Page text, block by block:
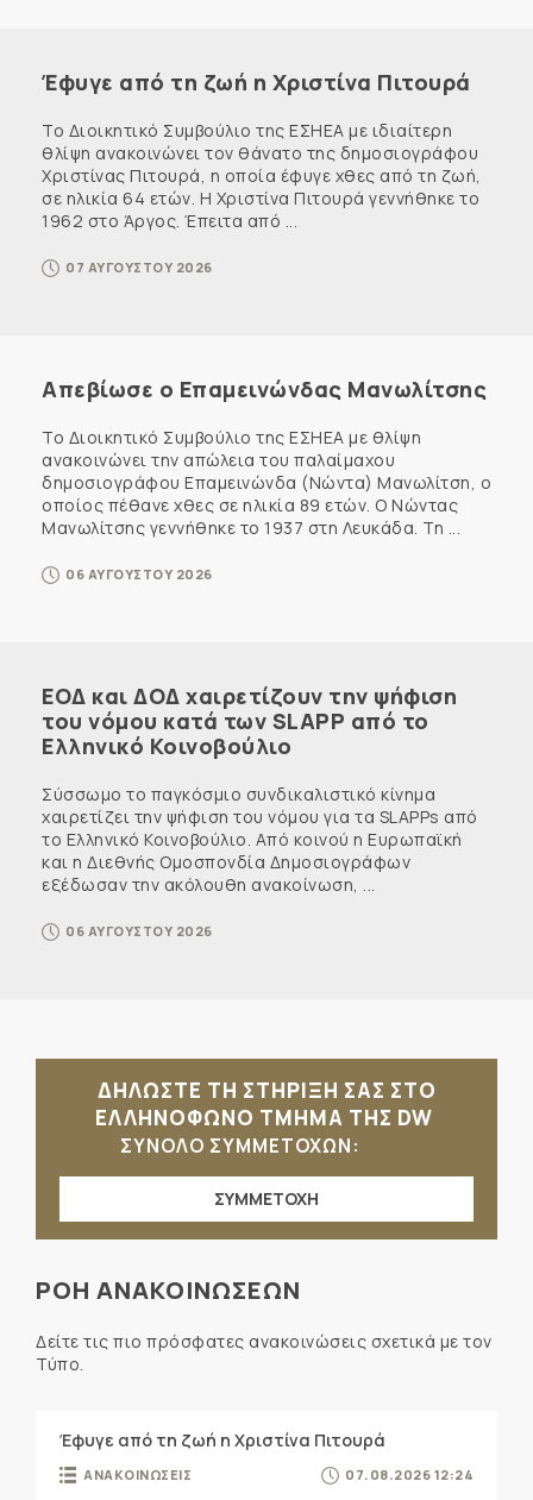
Έφυγε από τη ζωή η Χριστίνα Πιτουρά
Το Διοικητικό Συμβούλιο της ΕΣΗΕΑ με ιδιαίτερη
θλίψη ανακοινώνει τον θάνατο της δημοσιογράφου
Χριστίνας Πιτουρά, η οποία έφυγε χθες από τη ζωή,
σε ηλικία 64 ετών. Η Χριστίνα Πιτουρά γεννήθηκε το
1962 στο Άργος. Έπειτα από ...
07 ΑΥΓΟΥΣΤΟΥ 2026
Απεβίωσε ο Επαμεινώνδας Μανωλίτσης
Το Διοικητικό Συμβούλιο της ΕΣΗΕΑ με θλίψη
ανακοινώνει την απώλεια του παλαίμαχου
δημοσιογράφου Επαμεινώνδα (Νώντα) Μανωλίτση, ο
οποίος πέθανε χθες σε ηλικία 89 ετών. Ο Νώντας
Μανωλίτσης γεννήθηκε το 1937 στη Λευκάδα. Τη ...
06 ΑΥΓΟΥΣΤΟΥ 2026
ΕΟΔ και ΔΟΔ χαιρετίζουν την ψήφιση
του νόμου κατά των SLAPP από το
Ελληνικό Κοινοβούλιο
Σύσσωμο το παγκόσμιο συνδικαλιστικό κίνημα
χαιρετίζει την ψήφιση του νόμου για τα SLAPPs από
το Ελληνικό Κοινοβούλιο. Από κοινού η Ευρωπαϊκή
και η Διεθνής Ομοσπονδία Δημοσιογράφων
εξέδωσαν την ακόλουθη ανακοίνωση, ...
06 ΑΥΓΟΥΣΤΟΥ 2026
ΔΗΛΩΣΤΕ ΤΗ ΣΤΗΡΙΞΗ ΣΑΣ ΣΤΟ
ΕΛΛΗΝΟΦΩΝΟ ΤΜΗΜΑ ΤΗΣ DW
ΣΥΝΟΛΟ ΣΥΜΜΕΤΟΧΩΝ:
ΣΥΜΜΕΤΟΧΗ
ΡΟΗ ΑΝΑΚΟΙΝΩΣΕΩΝ
Δείτε τις πιο πρόσφατες ανακοινώσεις σχετικά με τον
Τύπο.
Έφυγε από τη ζωή η Χριστίνα Πιτουρά
ΑΝΑΚΟΙΝΩΣΕΙΣ 07.08.2026 12:24